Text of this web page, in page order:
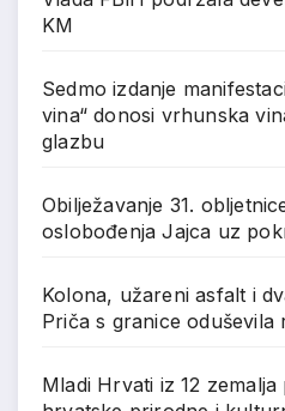
KM
Sedmo izdanje
vina“ donosi vrhunska
glazbu
Obilježavanje 31.
oslobođenja Jajca uz
Kolona, užareni asfalt i
Priča s granice oduševila
Mladi Hrvati iz 12